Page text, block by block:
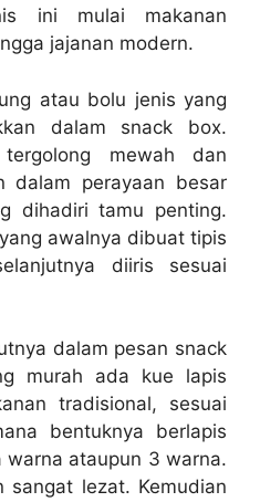
ini mulai makanan
jajanan modern.
atau bolu jenis yang
dalam snack box.
mewah dan
dalam perayaan besar
dihadiri tamu penting.
awalnya dibuat tipis
diiris sesuai
dalam pesan snack
murah ada kue lapis
tradisional, sesuai
bentuknya berlapis
ataupun 3 warna.
sangat lezat. Kemudian